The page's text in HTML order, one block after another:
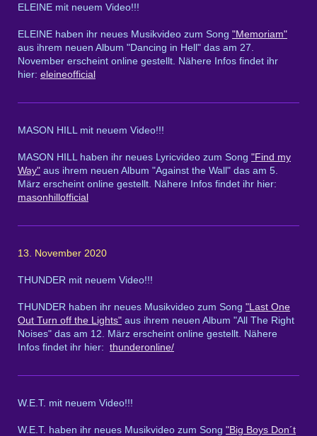
ELEINE mit neuem Video!!!
ELEINE haben ihr neues Musikvideo zum Song "Memoriam"
aus ihrem neuen Album "Dancing in Hell" das am 27.
November erscheint online gestellt. Nähere Infos findet ihr
hier: eleineofficial
MASON HILL mit neuem Video!!!
MASON HILL haben ihr neues Lyricvideo zum Song "Find my
Way" aus ihrem neuen Album "Against the Wall" das am 5.
März erscheint online gestellt. Nähere Infos findet ihr hier:
masonhillofficial
13. November 2020
THUNDER mit neuem Video!!!
THUNDER haben ihr neues Musikvideo zum Song "Last One
Out Turn off the Lights" aus ihrem neuen Album "All The Right
Noises" das am 12. März erscheint online gestellt. Nähere
Infos findet ihr hier: thunderonline/
W.E.T. mit neuem Video!!!
W.E.T. haben ihr neues Musikvideo zum Song "Big Boys Don´t